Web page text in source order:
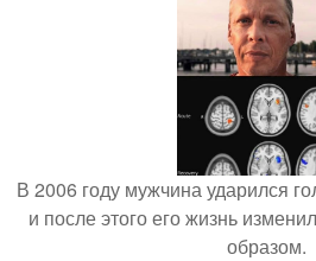
В 2006 году мужчина ударился
и после этого его жизнь
образом.